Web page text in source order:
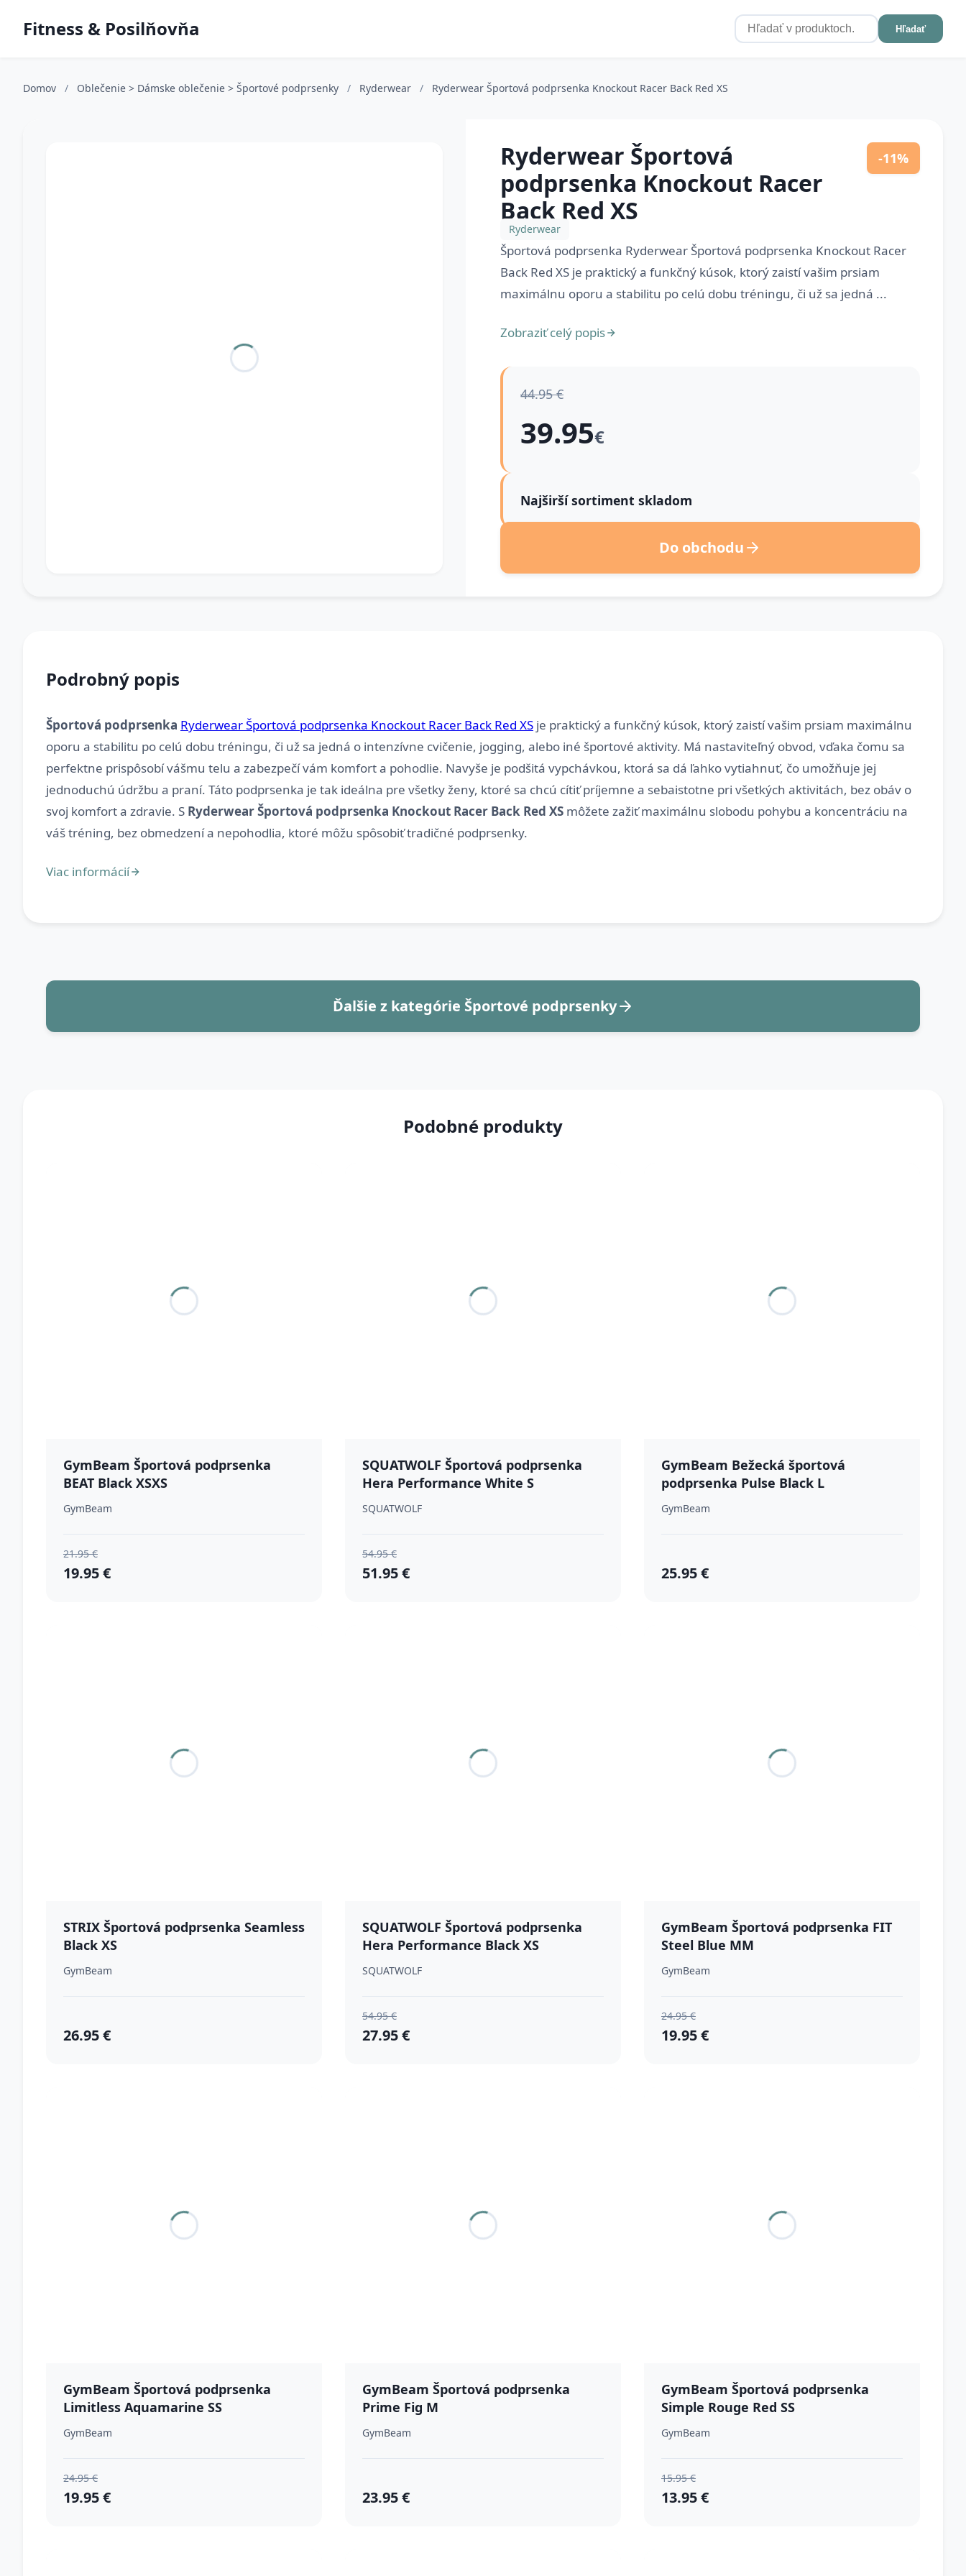
Fitness & Posilňovňa Hľadať
Domov / Oblečenie > Dámske oblečenie > Športové podprsenky / Ryderwear / Ryderwear Športová podprsenka Knockout Racer Back Red XS
Ryderwear Športová
podprsenka Knockout Racer
Back Red XS
-11%
Ryderwear
Športová podprsenka Ryderwear Športová podprsenka Knockout Racer
Back Red XS je praktický a funkčný kúsok, ktorý zaistí vašim prsiam
maximálnu oporu a stabilitu po celú dobu tréningu, či už sa jedná ...
Zobraziť celý popis
44.95 €
39.95€
Najširší sortiment skladom
Do obchodu
Podrobný popis
Športová podprsenka Ryderwear Športová podprsenka Knockout Racer Back Red XS je praktický a funkčný kúsok, ktorý zaistí vašim prsiam maximálnu
oporu a stabilitu po celú dobu tréningu, či už sa jedná o intenzívne cvičenie, jogging, alebo iné športové aktivity. Má nastaviteľný obvod, vďaka čomu sa
perfektne prispôsobí vášmu telu a zabezpečí vám komfort a pohodlie. Navyše je podšitá vypchávkou, ktorá sa dá ľahko vytiahnuť, čo umožňuje jej
jednoduchú údržbu a praní. Táto podprsenka je tak ideálna pre všetky ženy, ktoré sa chcú cítiť príjemne a sebaistotne pri všetkých aktivitách, bez obáv o
svoj komfort a zdravie. S Ryderwear Športová podprsenka Knockout Racer Back Red XS môžete zažiť maximálnu slobodu pohybu a koncentráciu na
Ďalšie z kategórie Športové podprsenky
Podobné produkty
GymBeam Športová podprsenka
BEAT Black XSXS
GymBeam
21.95 €
19.95 €
SQUATWOLF Športová podprsenka
Hera Performance White S
SQUATWOLF
54.95 €
51.95 €
GymBeam Bežecká športová
podprsenka Pulse Black L
GymBeam
25.95 €
STRIX Športová podprsenka Seamless
Black XS
GymBeam
26.95 €
SQUATWOLF Športová podprsenka
Hera Performance Black XS
SQUATWOLF
54.95 €
27.95 €
GymBeam Športová podprsenka FIT
Steel Blue MM
GymBeam
24.95 €
19.95 €
GymBeam Športová podprsenka
Limitless Aquamarine SS
GymBeam
24.95 €
19.95 €
GymBeam Športová podprsenka
Prime Fig M
GymBeam
23.95 €
GymBeam Športová podprsenka
Simple Rouge Red SS
GymBeam
15.95 €
13.95 €